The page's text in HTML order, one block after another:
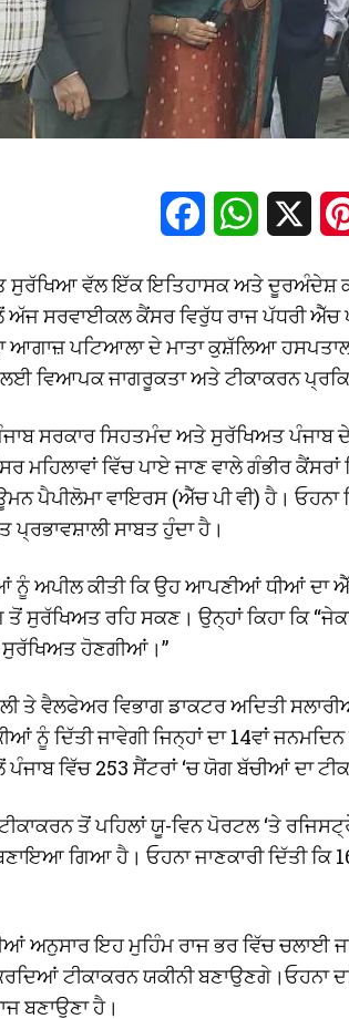
Facebook
ਸੁਰੱਖਿਆ ਵੱਲ ਇੱਕ ਇਤਿਹਾਸਕ ਅਤੇ ਦੂਰਅੰਦੇਸ਼
ਅੱਜ ਸਰਵਾਈਕਲ ਕੈਂਸਰ ਵਿਰੁੱਧ ਰਾਜ ਪੱਧਰੀ ਐੱਚ
ਪਟਿਆਲਾ ਦੇ ਮਾਤਾ ਕੁਸ਼ੱਲਿਆ
ਲਈ ਵਿਆਪਕ ਜਾਗਰੂਕਤਾ ਅਤੇ ਟੀਕਾਕਰਨ
ਸਰਕਾਰ ਸਿਹਤਮੰਦ ਅਤੇ ਸੁਰੱਖਿਅਤ ਪੰਜਾਬ
ਵਿੱਚ ਪਾਏ ਜਾਣ ਵਾਲੇ ਗੰਭੀਰ
ਪੈਪੀਲੋਮਾ ਵਾਇਰਸ (ਐੱਚ ਪੀ ਵੀ) ਹੈ।
ਪ੍ਰਭਾਵਸ਼ਾਲੀ ਸਾਬਤ ਹੁੰਦਾ ਹੈ।
ਨੂੰ ਅਪੀਲ ਕੀਤੀ ਕਿ ਉਹ ਆਪਣੀਆਂ ਧੀਆਂ ਦਾ
ਸੁਰੱਖਿਅਤ ਰਹਿ ਸਕਣ। ਉਨ੍ਹਾਂ ਕਿਹਾ ਕਿ
ਹੋਣਗੀਆਂ।”
ਤੇ ਵੈਲਫੇਅਰ ਵਿਭਾਗ ਡਾਕਟਰ ਅਦਿਤੀ
ਨੂੰ ਦਿੱਤੀ ਜਾਵੇਗੀ ਜਿਨ੍ਹਾਂ ਦਾ 14ਵਾਂ
ਪੰਜਾਬ ਵਿੱਚ 253 ਸੈਂਟਰਾਂ ‘ਚ ਯੋਗ ਬੱਚੀਆਂ ਦਾ
ਤੋਂ ਪਹਿਲਾਂ ਯੂ-ਵਿਨ ਪੋਰਟਲ ‘ਤੇ
ਗਿਆ ਹੈ। ਓਹਨਾ ਜਾਣਕਾਰੀ ਦਿੱਤੀ ਕਿ
ਅਨੁਸਾਰ ਇਹ ਮੁਹਿੰਮ ਰਾਜ ਭਰ ਵਿੱਚ ਚਲਾਈ
ਟੀਕਾਕਰਨ ਯਕੀਨੀ ਬਣਾਉਣਗੇ।ਓਹਨਾ
ਬਣਾਉਣਾ ਹੈ।